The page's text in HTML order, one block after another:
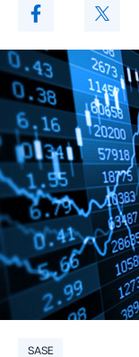
SASE